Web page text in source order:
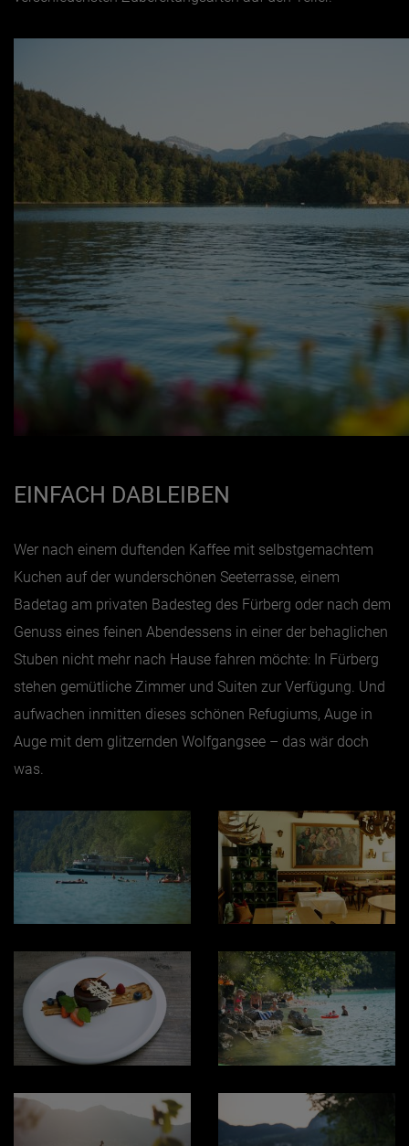
EINFACH DABLEIBEN
Wer nach einem duftenden Kaffee mit selbstgemachtem
Kuchen auf der wunderschönen Seeterrasse, einem
Badetag am privaten Badesteg des Fürberg oder nach dem
Genuss eines feinen Abendessens in einer der behaglichen
Stuben nicht mehr nach Hause fahren möchte: In Fürberg
stehen gemütliche Zimmer und Suiten zur Verfügung. Und
aufwachen inmitten dieses schönen Refugiums, Auge in
Auge mit dem glitzernden Wolfgangsee – das wär doch
was.